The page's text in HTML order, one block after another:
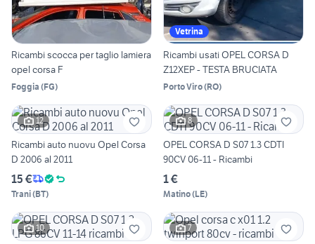
Ricambi scocca per taglio lamiera
opel corsa F
Foggia (FG)
Vetrina
Ricambi usati OPEL CORSA D
Z12XEP - TESTA BRUCIATA
Porto Viro(RO)
12
Ricambi auto nuovu Opel Corsa
D 2006 al 2011
15 €
Trani(BT)
8
OPEL CORSA D S07 1.3 CDTI
90CV 06-11 - Ricambi
1 €
Matino(LE)
10 7